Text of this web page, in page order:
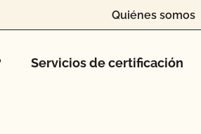
Quiénes somos
Servicios de certificación